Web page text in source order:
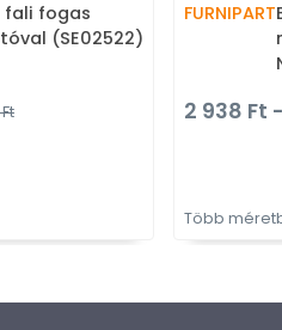
fali fogas
(SE02522)
FURNIPART
2 938 Ft
Több